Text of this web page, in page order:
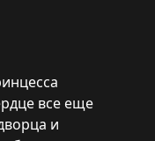
все еще
и